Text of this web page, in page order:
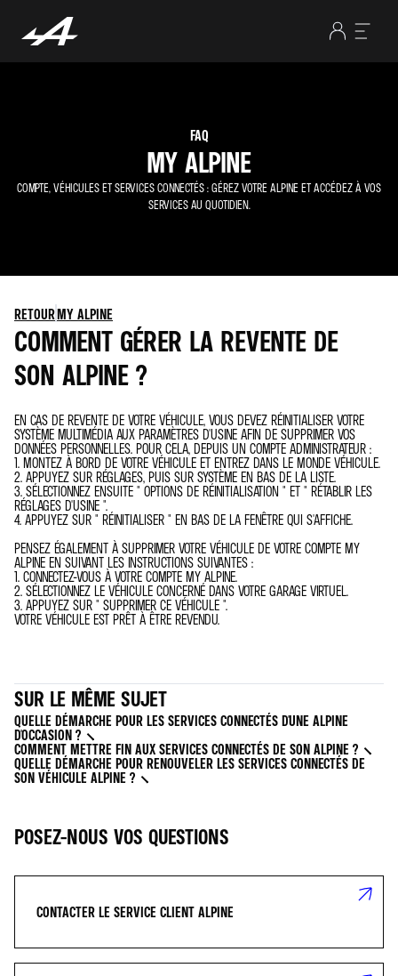
FAQ
MY ALPINE
COMPTE, VÉHICULES ET SERVICES CONNECTÉS : GÉREZ VOTRE ALPINE ET ACCÉDEZ À VOS
SERVICES AU QUOTIDIEN.
RETOURMY ALPINE
COMMENT GÉRER LA REVENTE DE
SON ALPINE ?
EN CAS DE REVENTE DE VOTRE VÉHICULE, VOUS DEVEZ RÉINITIALISER VOTRE
SYSTÈME MULTIMÉDIA AUX PARAMÈTRES D'USINE AFIN DE SUPPRIMER VOS
DONNÉES PERSONNELLES. POUR CELA, DEPUIS UN COMPTE ADMINISTRATEUR :
1. MONTEZ À BORD DE VOTRE VÉHICULE ET ENTREZ DANS LE MONDE VÉHICULE.
2. APPUYEZ SUR RÉGLAGES, PUIS SUR SYSTÈME EN BAS DE LA LISTE.
3. SÉLECTIONNEZ ENSUITE " OPTIONS DE RÉINITIALISATION " ET " RÉTABLIR LES
RÉGLAGES D'USINE ".
4. APPUYEZ SUR " RÉINITIALISER " EN BAS DE LA FENÊTRE QUI S'AFFICHE.
PENSEZ ÉGALEMENT À SUPPRIMER VOTRE VÉHICULE DE VOTRE COMPTE MY
ALPINE EN SUIVANT LES INSTRUCTIONS SUIVANTES :
1. CONNECTEZ-VOUS À VOTRE COMPTE MY ALPINE.
2. SÉLECTIONNEZ LE VÉHICULE CONCERNÉ DANS VOTRE GARAGE VIRTUEL.
3. APPUYEZ SUR " SUPPRIMER CE VÉHICULE ".
VOTRE VÉHICULE EST PRÊT À ÊTRE REVENDU.
SUR LE MÊME SUJET
QUELLE DÉMARCHE POUR LES SERVICES CONNECTÉS D'UNE ALPINE
D'OCCASION ?
COMMENT METTRE FIN AUX SERVICES CONNECTÉS DE SON ALPINE ?
QUELLE DÉMARCHE POUR RENOUVELER LES SERVICES CONNECTÉS DE
SON VÉHICULE ALPINE ?
POSEZ-NOUS VOS QUESTIONS
CONTACTER LE SERVICE CLIENT ALPINE